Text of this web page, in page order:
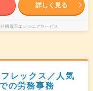
詳しく見る
機電系エンジニアサービス
レックス／人気
の労務事務